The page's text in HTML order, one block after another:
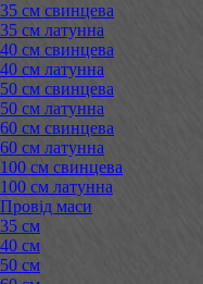
35 см свинцева
35 см латунна
40 см свинцева
40 см латунна
50 см свинцева
50 см латунна
60 см свинцева
60 см латунна
100 см свинцева
100 см латунна
Провід маси
35 см
40 см
50 см